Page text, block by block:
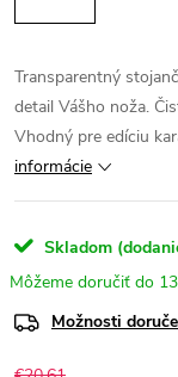
Transparentný
detail Vášho noža.
Vhodný pre edíciu
informácie
Skladom
Možnosti